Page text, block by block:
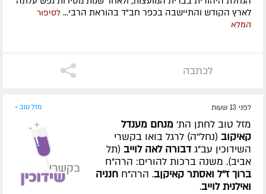
לארץ הקודש והתיישבה בכפר חב"ד בהוראת הרבי... לסיפור
המלא
לכתבה
לפני 13 שעות מזל טוב »
מזל טוב לחתן הת' מנחם מענדל
קאיקוב (נחל''ה) לרגל בואו בקשרי
השידוכין עב"ג דבורה לאה לוייב (תל
אביב). משנה ברכות להורים: הרה"ח
ברוך ז''ל ואסתר קאיקןב. הרה"ח חנניה
ואילנית לוייב.